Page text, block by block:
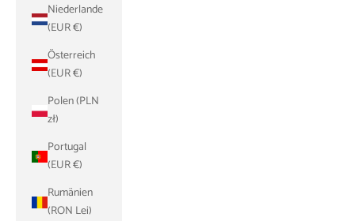
Niederlande
(EUR €)
Österreich
(EUR €)
Polen (PLN
zł)
Portugal
(EUR €)
Rumänien
(RON Lei)